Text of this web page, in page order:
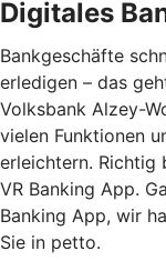
Digitales
Bankgeschäfte
erledigen – das
Volksbank Alzey-
vielen Funktionen
erleichtern. Richtig
VR Banking App.
Banking App, wir
Sie in petto.